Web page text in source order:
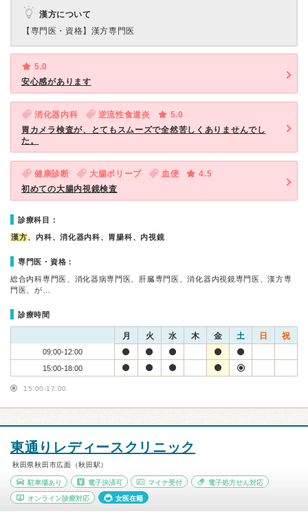
漢方について
【専門医・資格】 漢方専門医
5.0
安心感があります
消化器内科 逆流性食道炎
5.0
胃カメラ検査が、とてもスムーズで全然苦しくありませんでし
た。
健康診断 大腸ポリープ 血便
4.5
初めての大腸内視鏡検査
診療科目：
漢方、内科、消化器内科、胃腸科、内視鏡
専門医・資格：
総合内科専門医、消化器病専門医、肝臓専門医、消化器内視鏡専門医、漢方専
門医、が…
診療時間
月 火 水 木 金 土 日 祝
09:00-12:00
15:00-18:00
15:00-17:00
東通りレディースクリニック
秋田県秋田市広面（秋田駅）
駐車場あり 電子決済可 マイナ受付 電子処方せん対応
オンライン診療対応 女医在籍